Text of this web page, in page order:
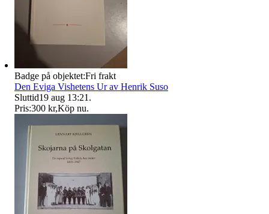
Badge på objektet:Fri frakt
Den Eviga Vishetens Ur av Henrik Suso
Sluttid19 aug 13:21 .
Pris:300 kr,Köp nu.